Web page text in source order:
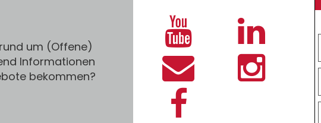
um (Offene)
Informationen
bekommen?